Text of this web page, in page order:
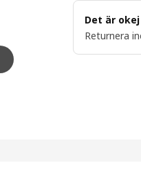
Det är
Returnera